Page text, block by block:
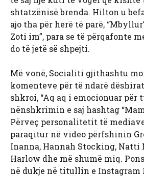
shtatzënisë brenda. Hilton u
ajo tha për herë të parë,
Zoti im”, para se të përqafonte
do të jetë së shpejti.
Më vonë, Socialiti gjithashtu
komenteve për të ndarë
shkroi, “Aq aq i emocionuar për
nënshkrimin e saj hashtag
Përveç personalitetit të
paraqitur në video përfshinin
Inanna, Hannah Stocking, Natti
Harlow dhe më shumë miq.
në dukje në titullin e Instagram